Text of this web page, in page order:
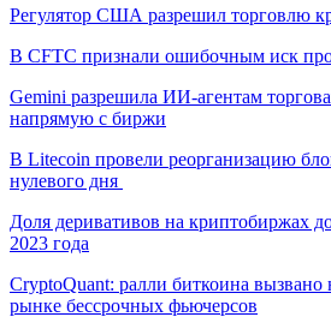
Регулятор США разрешил торговлю
В CFTC признали ошибочным иск
Gemini разрешила ИИ-агентам
напрямую с биржи
В Litecoin провели реорганизацию
нулевого дня
Доля деривативов на криптобиржах
2023 года
CryptoQuant: ралли биткоина
рынке бессрочных фьючерсов